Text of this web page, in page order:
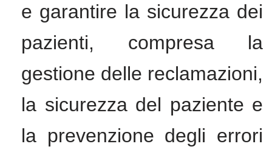
e garantire la sicurezza dei
pazienti, compresa la
gestione delle reclamazioni,
la sicurezza del paziente e
la prevenzione degli errori